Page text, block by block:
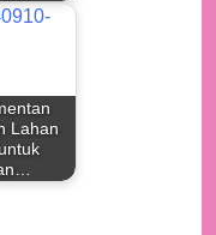
Lahan